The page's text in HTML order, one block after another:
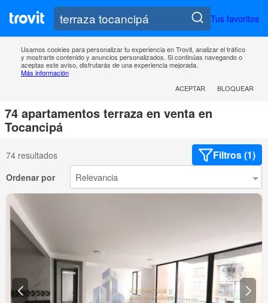
Tus favoritos
Usamos cookies para personalizar tu experiencia en Trovit, analizar el tráfico
y mostrarte contenido y anuncios personalizados. Si continúas navegando o
aceptas este aviso, disfrutarás de una experiencia mejorada.
Más información
ACEPTAR
BLOQUEAR
74 apartamentos terraza en venta en
Tocancipá
74 resultados Filtros (1)
Ordenar por